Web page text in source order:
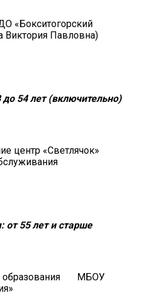
«Бокситогорский
Виктория Павловна)
до 54 лет (включительно)
центр «Светлячок»
от 55 лет и старше
образования МБОУ